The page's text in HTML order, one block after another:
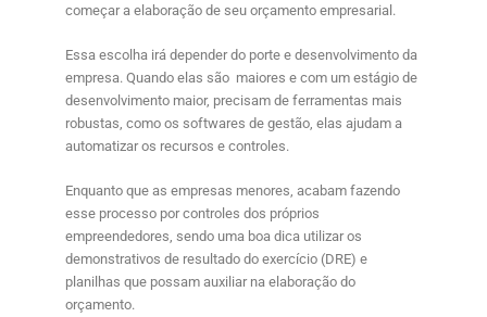
começar a elaboração de seu orçamento empresarial.
Essa escolha irá depender do porte e desenvolvimento da
empresa. Quando elas são maiores e com um estágio de
desenvolvimento maior, precisam de ferramentas mais
robustas, como os softwares de gestão, elas ajudam a
automatizar os recursos e controles.
Enquanto que as empresas menores, acabam fazendo
esse processo por controles dos próprios
empreendedores, sendo uma boa dica utilizar os
demonstrativos de resultado do exercício (DRE) e
planilhas que possam auxiliar na elaboração do
orçamento.